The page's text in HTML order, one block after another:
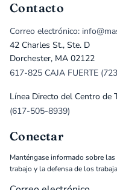
Contacto
Correo electrónico:
42 Charles St., Ste. D
Dorchester, MA 02122
617-825 CAJA FUERTE
Línea Directo del Centro de
(617-505-8939)
Conectar
Manténgase informado sobre
trabajo y la defensa de los